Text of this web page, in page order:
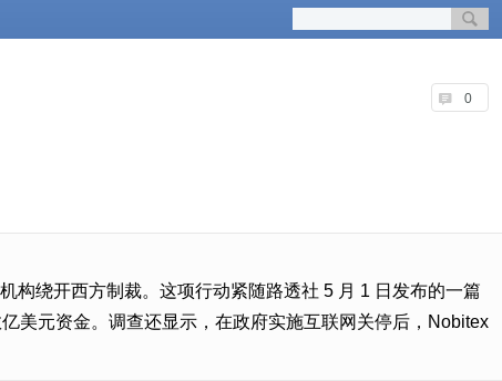
0
构绕开西方制裁。这项行动紧随路透社 5 月 1 日发布的一篇
美元资金。调查还显示，在政府实施互联网关停后，Nobitex